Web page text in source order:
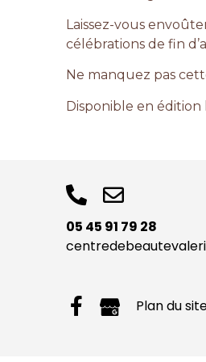
Laissez-vous
célébrations de fin
Ne manquez pas
Disponible en
05 45 91 79 28
Plan du